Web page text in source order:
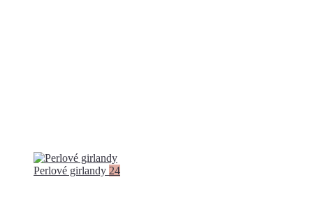
Perlové girlandy 24